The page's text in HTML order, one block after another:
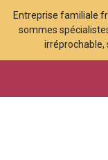
Entreprise familiale
sommes
irréprochable,